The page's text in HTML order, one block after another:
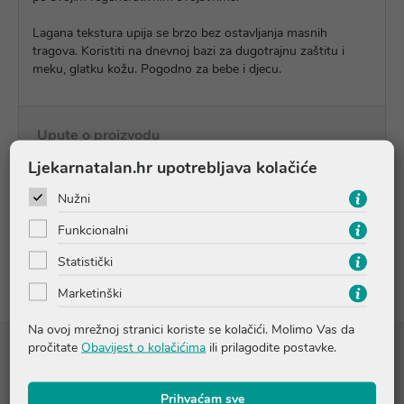
Lagana tekstura upija se brzo bez ostavljanja masnih
tragova. Koristiti na dnevnoj bazi za dugotrajnu zaštitu i
meku, glatku kožu. Pogodno za bebe i djecu.
Upute o proizvodu
Pitanja i odgovori
Recenzije
Aqua Glicerin Pantenol Butyrospermum Parkii Butter Methyl
Ljekarnatalan.hr upotrebljava kolačiće
Nužni
Funkcionalni
Statistički
Marketinški
Na ovoj mrežnoj stranici koriste se kolačići. Molimo Vas da
pročitate Obavijest o kolačićima ili prilagodite postavke.
Prihvaćam sve